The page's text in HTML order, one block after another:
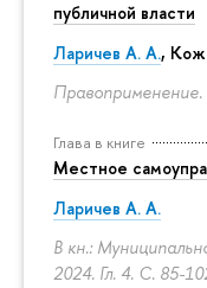
публичной власти
Ларичев А. А.,
Глава в книге
Местное
Ларичев А. А.
В кн.:
2024. Гл. 4. С. 85-